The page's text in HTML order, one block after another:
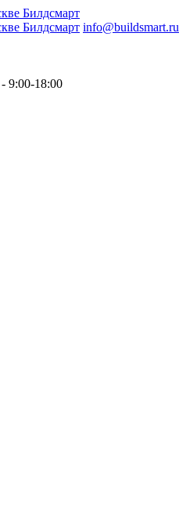
info@buildsmart.ru
9:00-18:00